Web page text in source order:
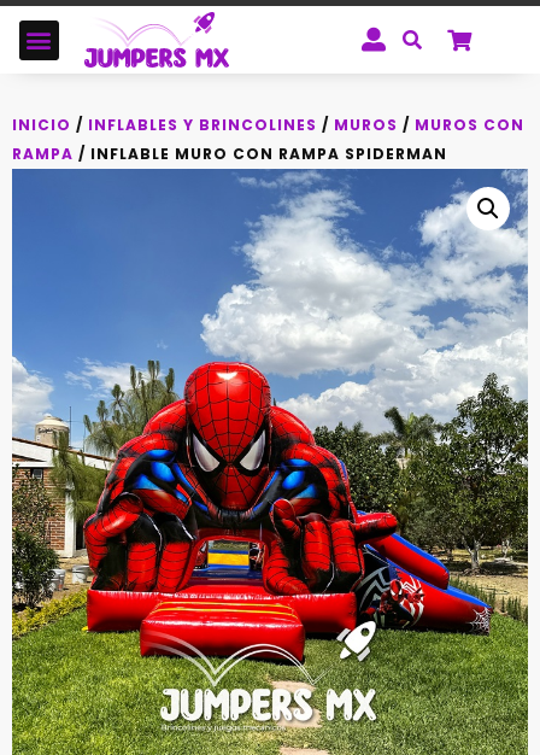
INICIO / INFLABLES Y BRINCOLINES / MUROS / MUROS CON
RAMPA / INFLABLE MURO CON RAMPA SPIDERMAN